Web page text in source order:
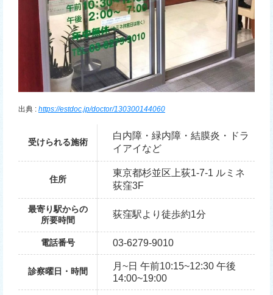
出典 : https://estdoc.jp/doctor/130300144060
受けられる施術
白内障・緑内障・結膜炎・ドラ
イアイなど
住所
東京都杉並区上荻1-7-1 ルミネ
荻窪3F
最寄り駅からの
所要時間
荻窪駅より徒歩約1分
電話番号 03-6279-9010
診察曜日・時間
月~日 午前10:15~12:30 午後
14:00~19:00